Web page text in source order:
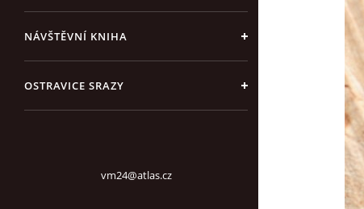
NÁVŠTĚVNÍ KNIHA
OSTRAVICE SRAZY
vm24@atlas.cz